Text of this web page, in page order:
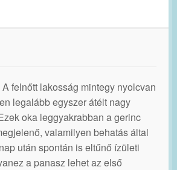
felnőtt lakosság mintegy nyolcvan
legalább egyszer átélt nagy
oka leggyakrabban a gerinc
valamilyen behatás által
után spontán is eltűnő ízületi
a panasz lehet az első